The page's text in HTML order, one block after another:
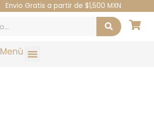
Envio Gratis a partir de $1,500 MXN
Menú